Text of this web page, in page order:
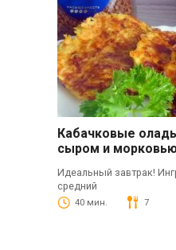
Кабачковые
сыром и
Идеальный завтрак!
средний
40 мин. 7